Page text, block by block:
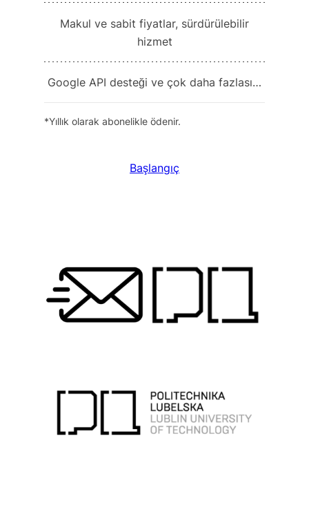
Makul ve sabit fiyatlar, sürdürülebilir
hizmet
Google API desteği ve çok daha fazlası…
*Yıllık olarak abonelikle ödenir.
Başlangıç